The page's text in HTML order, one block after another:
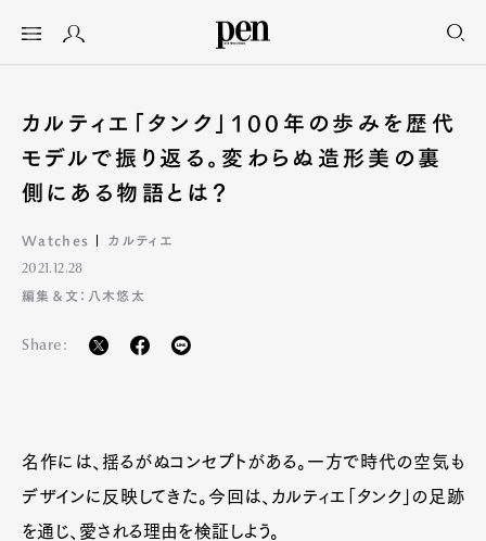
カルティエ「タンク」100年の歩みを歴代
モデルで振り返る。変わらぬ造形美の裏
側にある物語とは？
Watches カルティエ
2021.12.28
編集＆文：八木悠太
Share:
名作には、揺るがぬコンセプトがある。一方で時代の空気も
デザインに反映してきた。今回は、カルティエ「タンク」の足跡
を通じ、愛される理由を検証しよう。